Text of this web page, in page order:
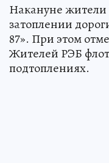
Накануне
затоплении
87». При этом
Жителей РЭБ
подтоплениях.